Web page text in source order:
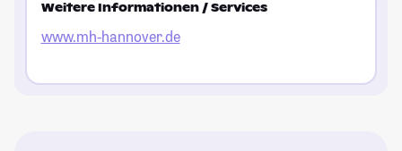
Weitere Informationen / Services
www.mh-hannover.de